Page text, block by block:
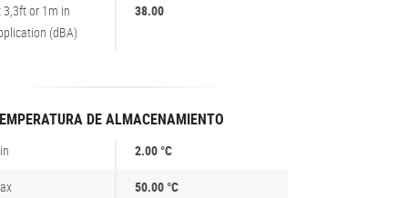
3,3ft or 1m in
(dBA)
38.00
DE ALMACENAMIENTO
2.00 °C
50.00 °C